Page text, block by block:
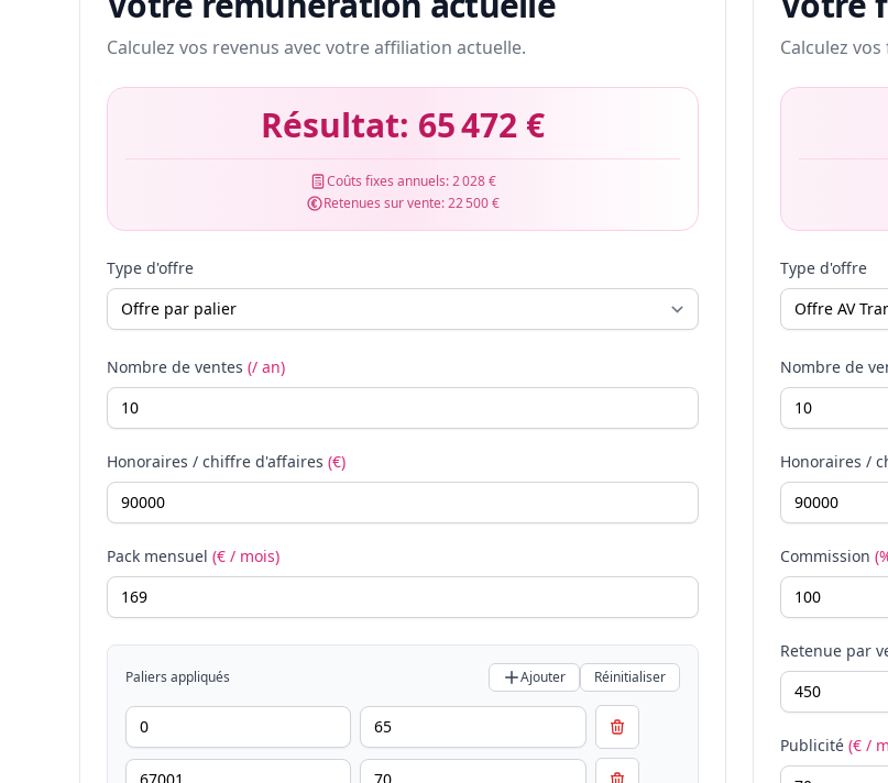
Calculez vos revenus avec votre affiliation actuelle.
Résultat: 65 472 €
Coûts fixes annuels:2 028 €
Retenues sur vente:22 500 €
Type d'offre
Nombre de ventes (/ an)
Honoraires / chiffre d'affaires (€)
Pack mensuel (€ / mois)
Paliers appliqués Ajouter Réinitialiser
Calculez
Type d'offre
Nombre de
Honoraires /
Commission
Retenue par
Publicité (€ /